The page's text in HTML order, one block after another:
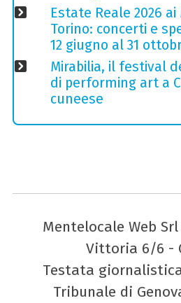
Estate Reale 2026 ai
Torino: concerti e
12 giugno al 31
Mirabilia, il festival
di performing art a
cuneese
Mentelocale Web
Vittoria 6/6 -
Testata
Tribunale di